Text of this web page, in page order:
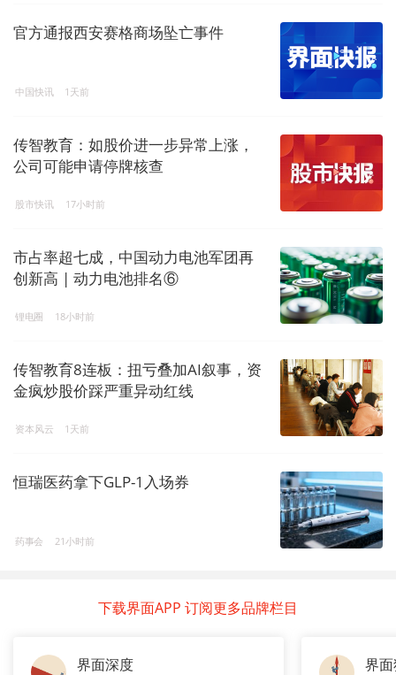
官方通报西安赛格商场坠亡事件
中国快讯 1天前
传智教育：如股价进一步异常上涨，
公司可能申请停牌核查
股市快讯 17小时前
市占率超七成，中国动力电池军团再
创新高 | 动力电池排名⑥
锂电圈 18小时前
传智教育8连板：扭亏叠加AI叙事，资
金疯炒股价踩严重异动红线
资本风云 1天前
恒瑞医药拿下GLP-1入场券
药事会 21小时前
下载界面APP 订阅更多品牌栏目
界面深度 界